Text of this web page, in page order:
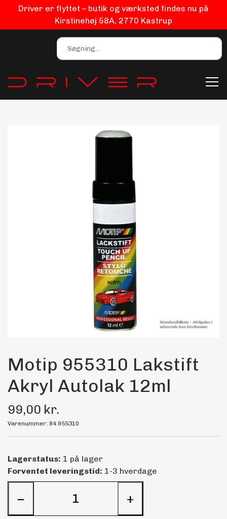
Driver er flyttet – butik og værksted findes nu på
Kirstinehøj 58A, 2770 Kastrup
Bilpleje
Biludstyr
EV Udstyr
Maling
Bilstereo
Transport Udstyr
Olie
Kemi
Dæk & Fælge
Motip 955310 Lakstift
Akryl Autolak 12ml
99,00 kr.
Varenummer: 84 955310
Lagerstatus: 1 på lager
Forventet leveringstid: 1-3 hverdage
− +